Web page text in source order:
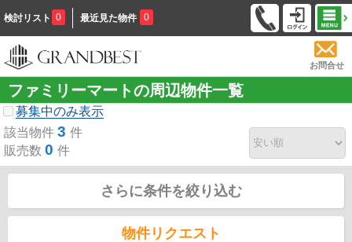
検討リスト 0 最近見た物件 0
お問合せ
ファミリーマートの周辺物件一覧
募集中のみ表示
該当物件 3 件
販売数 0 件
さらに条件を絞り込む
物件リクエスト